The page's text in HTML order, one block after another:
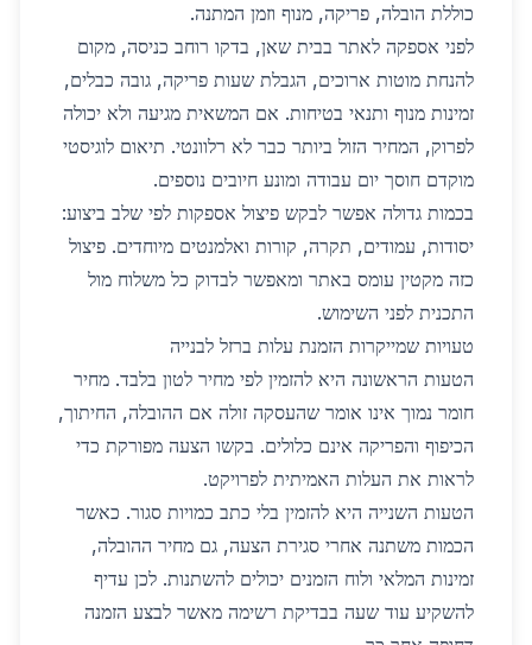
כוללת הובלה, פריקה, מנוף וזמן המתנה.
לפני אספקה לאתר בבית שאן, בדקו רוחב כניסה, מקום
להנחת מוטות ארוכים, הגבלת שעות פריקה, גובה כבלים,
זמינות מנוף ותנאי בטיחות. אם המשאית מגיעה ולא יכולה
לפרוק, המחיר הזול ביותר כבר לא רלוונטי. תיאום לוגיסטי
מוקדם חוסך יום עבודה ומונע חיובים נוספים.
בכמות גדולה אפשר לבקש פיצול אספקות לפי שלב ביצוע:
יסודות, עמודים, תקרה, קורות ואלמנטים מיוחדים. פיצול
כזה מקטין עומס באתר ומאפשר לבדוק כל משלוח מול
התכנית לפני השימוש.
טעויות שמייקרות הזמנת עלות ברזל לבנייה
הטעות הראשונה היא להזמין לפי מחיר לטון בלבד. מחיר
חומר נמוך אינו אומר שהעסקה זולה אם ההובלה, החיתוך,
הכיפוף והפריקה אינם כלולים. בקשו הצעה מפורקת כדי
לראות את העלות האמיתית לפרויקט.
הטעות השנייה היא להזמין בלי כתב כמויות סגור. כאשר
הכמות משתנה אחרי סגירת הצעה, גם מחיר ההובלה,
זמינות המלאי ולוח הזמנים יכולים להשתנות. לכן עדיף
להשקיע עוד שעה בבדיקת רשימה מאשר לבצע הזמנה